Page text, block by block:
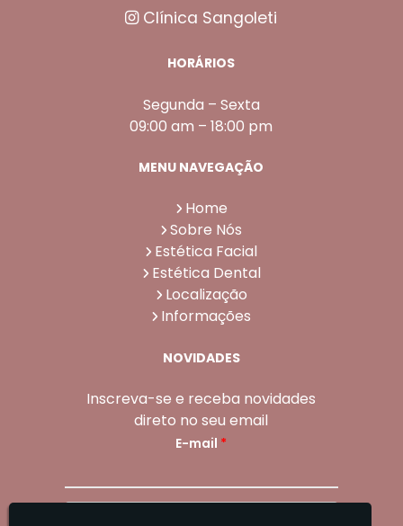
Clínica Sangoleti
HORÁRIOS
Segunda – Sexta
09:00 am – 18:00 pm
MENU NAVEGAÇÃO
Home
Sobre Nós
Estética Facial
Estética Dental
Localização
Informações
NOVIDADES
Inscreva-se e receba novidades
direto no seu email
E-mail *